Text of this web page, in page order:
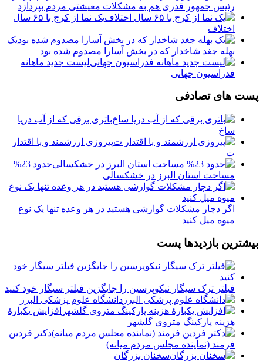
رئیس جمهور قدری هم به مشکلات معیشتی مردم بپردازد
یک نما از کرج با ۶۵ سال
اختلاف
یک
بهله جغد شاخدار که در بخش آسارا مصدوم شده بود
لیست جدید ماهانه
فدراسیون جهانی
پست های تصادفی
️باتری برقی که از آب دریا
ساخ
پیروزی ارزشمند و با اقتدار
ت
حدود 23%
مساحت استان البرز در خشکسالی
اگر دچار مشکلات گوارشی هستید در هر وعده تنها یک نوع
میوه میل کنید
بیشترین بازدیدها پست
فیلتر ترک سیگار نیکوپرسین را جایگزین فیلتر سیگار خود کنید
دانشگاه علوم پزشکی البرز
افزایش یکبارۀ
هزینه پارکینگ متروی گلشهر
دكتر فردين
فرمند (نماينده مجلس مردم میانه)
سخنان بزرگان